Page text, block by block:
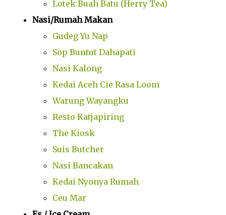
Lotek Buah Batu (Herry Tea)
Nasi/Rumah Makan
Gudeg Yu Nap
Sop Buntut Dahapati
Nasi Kalong
Kedai Aceh Cie Rasa Loom
Warung Wayangku
Resto Katjapiring
The Kiosk
Suis Butcher
Nasi Bancakan
Kedai Nyonya Rumah
Ceu Mar